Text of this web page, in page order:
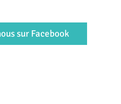
sur Facebook